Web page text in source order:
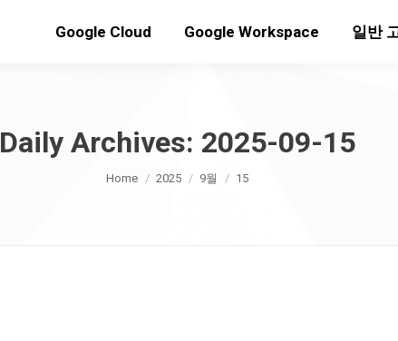
Google Cloud Google Workspace 일반
Daily Archives: 2025-09-15
You are here:
Home 2025 9월 15